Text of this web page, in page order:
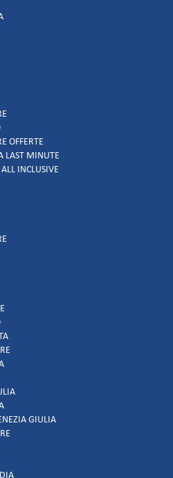
OFFERTE
LAST MINUTE
INCLUSIVE
GIULIA